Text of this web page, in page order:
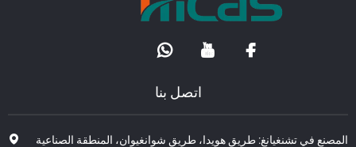
اتصل بنا
في تشنغيانغ: طريق هويدا، طريق شوانغيوان، المنطقة الصناعية